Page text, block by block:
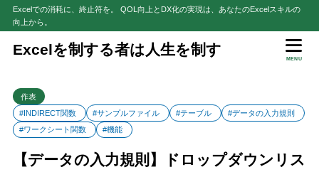
Excelでの消耗に、終止符を。 QOL向上とDX化の実現は、あなたのExcelスキルの
向上から。
Excelを制する者は人生を制す
MENU
作表
#INDIRECT関数
#サンプルファイル #テーブル
#データの入力規則
#ワークシート関数
#機能
【データの入力規則】ドロップダウンリス
目次
2 「元の値」がテーブルでもドロップダウンリストに連動しない
3 「データの入力規則」とINDIRECTを組み合わせれば、ドロップ
ダウンリストとテーブルの連動が可能！
3.1 【参考】INDIRECTの数式のフィールド名はセル参照がおすすめ